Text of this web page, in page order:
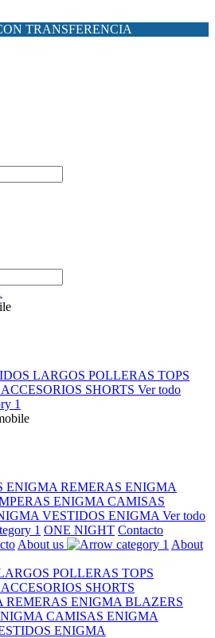
TRANSFERENCIA
LARGOS POLLERAS TOPS
ACCESORIOS SHORTS Ver todo
ENIGMA REMERAS ENIGMA
ENIGMA CAMISAS
VESTIDOS ENIGMA Ver todo
ONE NIGHT Contacto
About us
About
POLLERAS TOPS
ACCESORIOS SHORTS
REMERAS ENIGMA BLAZERS
CAMISAS ENIGMA
ENIGMA